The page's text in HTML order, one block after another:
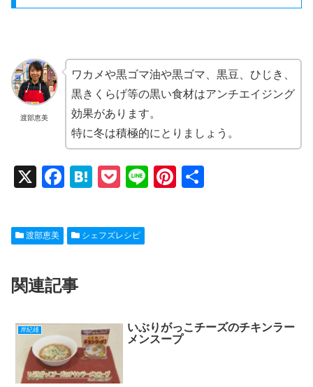
渡部恵美
ワカメや黒ゴマ油や黒ゴマ、黒豆、ひじき、
黒きくらげ等の黒い食材はアンチエイジング
効果があります。
特に冬は積極的にとりましょう。
X
F
c
e
o
k
H
e
n
P
ck
et
Li
Pi
渡部恵美 シェフズレシピ
関連記事
岸紀雄
いぶりがっこチーズのチキンラー
メンスープ